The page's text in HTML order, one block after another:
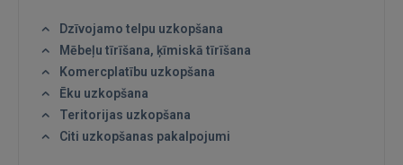
Dzīvojamo telpu uzkopšana
Mēbeļu tīrīšana, ķīmiskā tīrīšana
Komercplatību uzkopšana
Ēku uzkopšana
Teritorijas uzkopšana
Citi uzkopšanas pakalpojumi